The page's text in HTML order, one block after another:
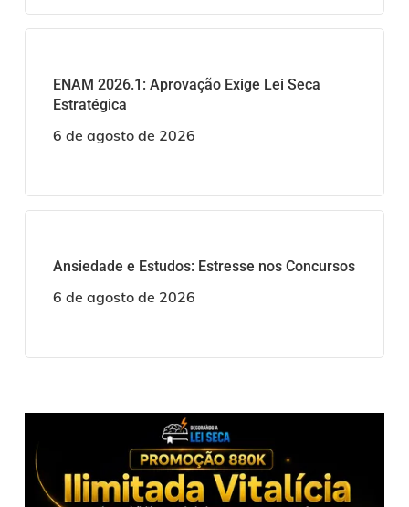
ENAM 2026.1: Aprovação Exige Lei Seca
Estratégica
6 de agosto de 2026
Ansiedade e Estudos: Estresse nos Concursos
6 de agosto de 2026